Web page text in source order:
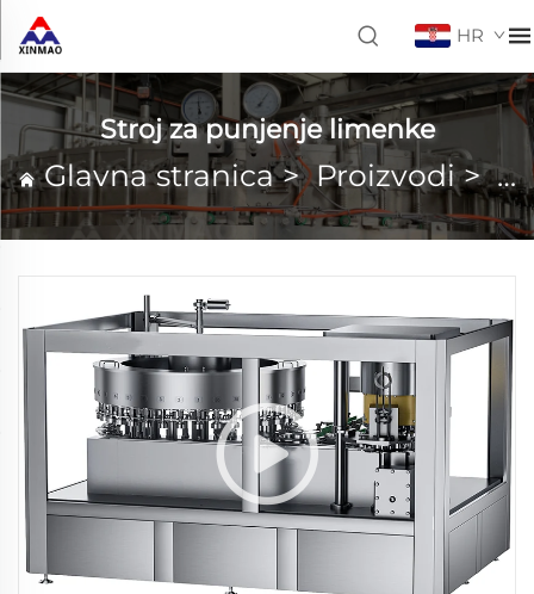
HR
Stroj za punjenje limenke
Glavna stranica>Proizvodi>